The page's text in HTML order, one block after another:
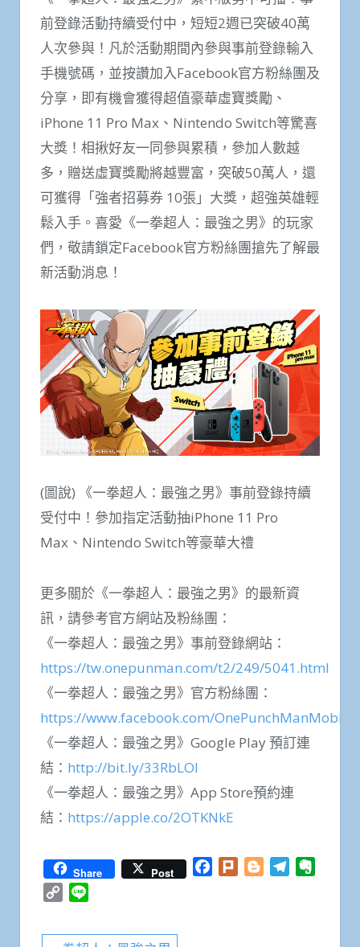
前登錄活動持續受付中，短短2週已突破40萬
人次參與！凡於活動期間內參與事前登錄輸入
手機號碼，並按讚加入Facebook官方粉絲團及
分享，即有機會獲得超值豪華虛寶獎勵、
iPhone 11 Pro Max、Nintendo Switch等驚喜
大獎！相揪好友一同參與累積，參加人數越
多，贈送虛寶獎勵將越豐富，突破50萬人，還
可獲得「強者招募券 10張」大獎，超強英雄輕
鬆入手。喜愛《一拳超人：最強之男》的玩家
們，敬請鎖定Facebook官方粉絲團搶先了解最
新活動消息！
(圖說) 《一拳超人：最強之男》事前登錄持續
受付中！參加指定活動抽iPhone 11 Pro
Max、Nintendo Switch等豪華大禮
更多關於《一拳超人：最強之男》的最新資
訊，請參考官方網站及粉絲團：
《一拳超人：最強之男》事前登錄網站：
https://tw.onepunman.com/t2/249/5041.html
《一拳超人：最強之男》官方粉絲團：
https://www.facebook.com/OnePunchManMobile/
《一拳超人：最強之男》Google Play 預訂連
結： http://bit.ly/33RbLOl
《一拳超人：最強之男》App Store預約連
結： https://apple.co/2OTKNkE
Share Post Facebook
Plurk BloggerTelegram
Copy